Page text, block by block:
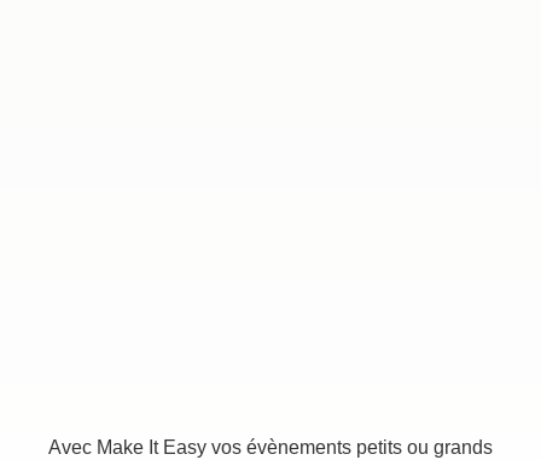
Avec Make It Easy vos évènements petits ou grands